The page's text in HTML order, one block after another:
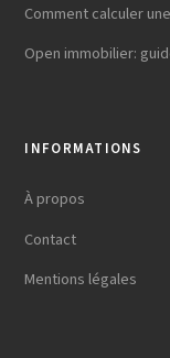
Comment calculer
Open immobilier:
INFORMATIONS
À propos
Contact
Mentions légales